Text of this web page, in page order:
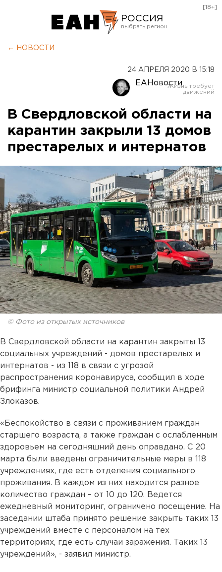
РОССИЯ
Оренбург
[18+]
← НОВОСТИ
24 АПРЕЛЯ 2020 В 15:18
ЕАНовости
В Свердловской области на
карантин закрыли 13 домов
престарелых и интернатов
© Фото из открытых источников
В Свердловской области на карантин закрыты 13
социальных учреждений - домов престарелых и
интернатов - из 118 в связи с угрозой
распространения коронавируса, сообщил в ходе
брифинга министр социальной политики Андрей
Злоказов.
«Беспокойство в связи с проживанием граждан
старшего возраста, а также граждан с ослабленным
здоровьем на сегодняшний день оправдано. С 20
марта были введены ограничительные меры в 118
учреждениях, где есть отделения социального
проживания. В каждом из них находится разное
количество граждан – от 10 до 120. Ведется
ежедневный мониторинг, ограничено посещение. На
заседании штаба принято решение закрыть таких 13
учреждений вместе с персоналом на тех
территориях, где есть случаи заражения. Таких 13
учреждений», - заявил министр.